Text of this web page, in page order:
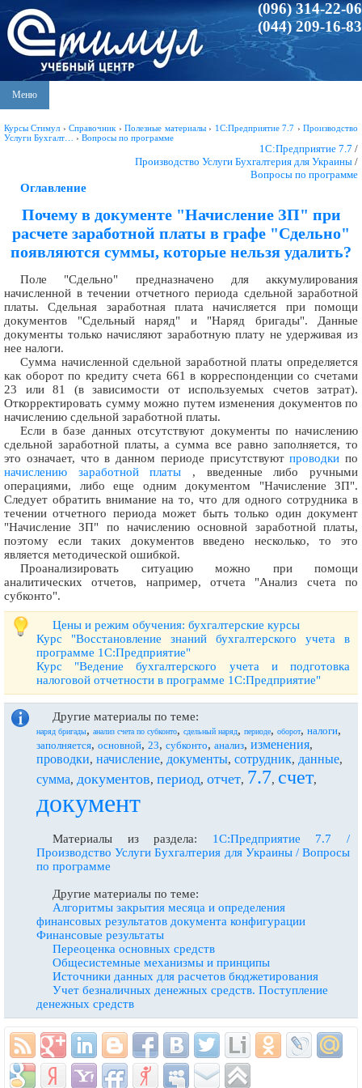
(096) 314-22-06
(044) 209-16-83
Меню
Курсы Стимул ›Справочник ›Полезные материалы› 1С:Предприятие 7.7 ›Производство
Услуги Бухгалт…
› Вопросы по программе
1С:Предприятие 7.7 /
Производство Услуги Бухгалтерия для Украины /
Вопросы по программе
Оглавление
Почему в документе "Начисление ЗП" при
расчете заработной платы в графе "Сдельно"
появляются суммы, которые нельзя удалить?
Поле "Сдельно" предназначено для аккумулирования
начисленной в течении отчетного периода сдельной заработной
платы. Сдельная заработная плата начисляется при помощи
документов "Сдельный наряд" и "Наряд бригады". Данные
документы только начисляют заработную плату не удерживая из
нее налоги.
Сумма начисленной сдельной заработной платы определяется
как оборот по кредиту счета 661 в корреспонденции со счетами
23 или 81 (в зависимости от используемых счетов затрат).
Откорректировать сумму можно путем изменения документов по
начислению сдельной заработной платы.
Если в базе данных отсутствуют документы по начислению
сдельной заработной платы, а сумма все равно заполняется, то
это означает, что в данном периоде присутствуютпроводки по
начислению заработной платы , введенные либо ручными
операциями, либо еще одним документом "Начисление ЗП".
Следует обратить внимание на то, что для одного сотрудника в
течении отчетного периода может быть только один документ
"Начисление ЗП" по начислению основной заработной платы,
поэтому если таких документов введено несколько, то это
является методической ошибкой.
Проанализировать ситуацию можно при помощи
аналитических отчетов, например, отчета "Анализ счета по
субконто".
Цены и режим обучения: бухгалтерские курсы
Курс "Восстановление знаний бухгалтерского учета в
программе 1С:Предприятие"
Курс "Ведение бухгалтерского учета и подготовка
налоговой отчетности в программе 1С:Предприятие"
Другие материалы по теме:
наряд бригады, анализ счета по субконто, сдельный наряд, периоде, оборот, налоги,
заполняется, основной, 23, субконто, анализ, изменения,
проводки, начисление, документы, сотрудник, данные,
сумма, документов, период, отчет, 7.7, счет,
документ
Материалы из раздела: 1С:Предприятие 7.7 /
Производство Услуги Бухгалтерия для Украины / Вопросы
по программе
Другие материалы по теме:
Алгоритмы закрытия месяца и определения
финансовых результатов документа конфигурации
Финансовые результаты
Переоценка основных средств
Общесистемные механизмы и принципы
Источники данных для расчетов бюджетирования
Учет безналичных денежных средств. Поступление
денежных средств